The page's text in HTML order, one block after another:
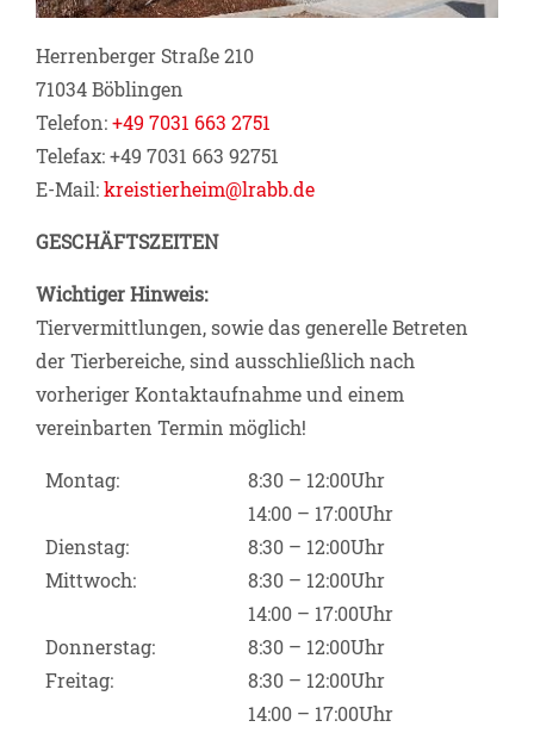
Herrenberger Straße 210
71034 Böblingen
Telefon:+49 7031 663 2751
Telefax: +49 7031 663 92751
E-Mail:kreistierheim@lrabb.de
GESCHÄFTSZEITEN
Wichtiger Hinweis:
Tiervermittlungen, sowie das generelle Betreten
der Tierbereiche, sind ausschließlich nach
vorheriger Kontaktaufnahme und einem
vereinbarten Termin möglich!
Montag:
8:30 – 12:00Uhr
14:00 – 17:00Uhr
Dienstag:
8:30 – 12:00Uhr
Mittwoch:
8:30 – 12:00Uhr
14:00 – 17:00Uhr
Donnerstag:
8:30 – 12:00Uhr
Freitag:
8:30 – 12:00Uhr
14:00 – 17:00Uhr